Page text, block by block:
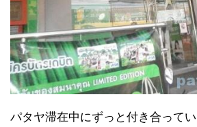
パタヤ滞在中にずっと付き合ってい